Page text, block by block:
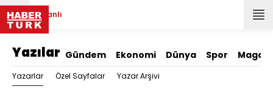
Canlı
Yazılar Gündem Ekonomi Dünya Spor
Yazarlar Özel Sayfalar Yazar Arşivi